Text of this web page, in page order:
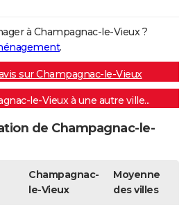
à Champagnac-le-Vieux ?
.
sur Champagnac-le-Vieux
le-Vieux à une autre ville...
de Champagnac-le-
Champagnac-
le-Vieux
Moyenne
des villes